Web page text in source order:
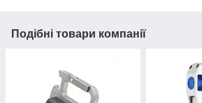
Подібні товари компанії